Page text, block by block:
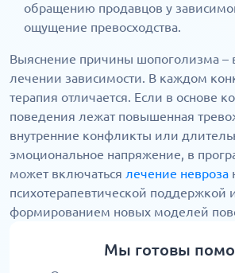
обращению продавцов у
ощущение превосходства.
Выяснение причины шопоголизма –
лечении зависимости. В каждом
терапия отличается. Если в основе
поведения лежат повышенная
внутренние конфликты или
эмоциональное напряжение, в
может включаться лечение невроза
психотерапевтической поддержкой
формированием новых моделей
Мы готовы